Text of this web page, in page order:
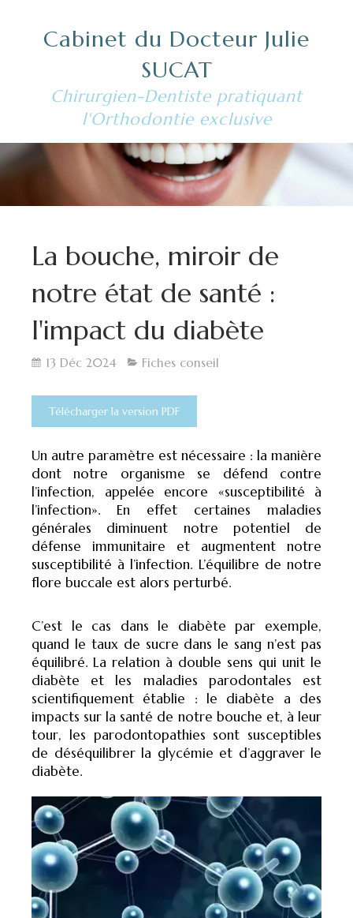
Cabinet du Docteur Julie
SUCAT
Chirurgien-Dentiste pratiquant
l'Orthodontie exclusive
La bouche, miroir de
notre état de santé :
l'impact du diabète
13 Déc 2024 Fiches conseil
Télécharger la version PDF
Un autre paramètre est nécessaire : la manière
dont notre organisme se défend contre
l’infection, appelée encore «susceptibilité à
l’infection». En effet certaines maladies
générales diminuent notre potentiel de
défense immunitaire et augmentent notre
susceptibilité à l’infection. L’équilibre de notre
flore buccale est alors perturbé.
C’est le cas dans le diabète par exemple,
quand le taux de sucre dans le sang n’est pas
équilibré. La relation à double sens qui unit le
diabète et les maladies parodontales est
scientifiquement établie : le diabète a des
impacts sur la santé de notre bouche et, à leur
tour, les parodontopathies sont susceptibles
de déséquilibrer la glycémie et d’aggraver le
diabète.